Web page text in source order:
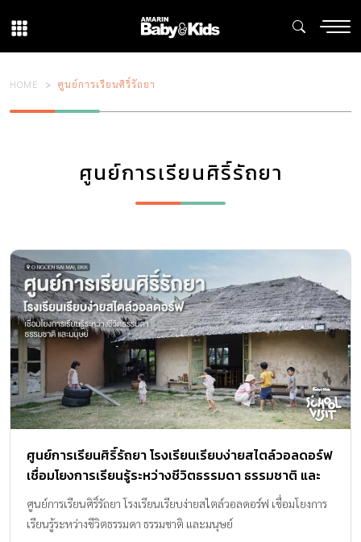
HOME ศูนย์การเรียนศิริ์รัถยา
ศูนย์การเรียนศิริ์รัถยา
ศูนย์การเรียนศิริ์รัถยา โรงเรียนเรียบง่ายสไตล์วอลดอร์ฟ
เชื่อมโยงการเรียนรู้ระหว่างชีวิตธรรมดา ธรรมชาติ และ
มนุษย์
ศูนย์การเรียนศิริ์รัถยา โรงเรียนเรียบง่ายสไตล์วอลดอร์ฟ เชื่อมโยงการ
เรียนรู้ระหว่างชีวิตธรรมดา ธรรมชาติ และมนุษย์